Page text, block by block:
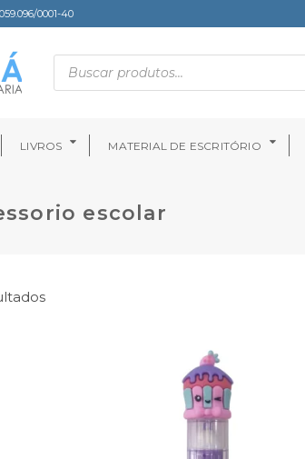
0001-40
LIVROS MATERIAL DE ESCRITÓRIO
escolar